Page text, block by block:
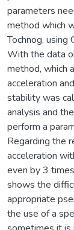
parameters
method which
Tochnog, using
With the data
method, which
acceleration
stability was
analysis and
perform a
Regarding the
acceleration
even by 3
shows the
appropriate
the use of a